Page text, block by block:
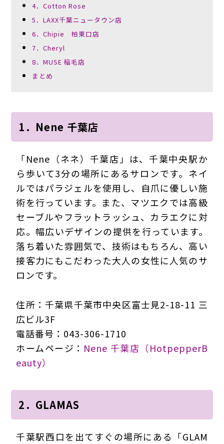
4．Cotton Rose
5．LAXX千葉ニュータウン店
6．Chipie 柏東口店
7．Cheryl
8．MUSE 稲毛店
まとめ
1．Nene 千葉店
「Nene（ネネ）千葉店」は、千葉中央駅か
ら歩いて3分の場所にあるサロンです。ネイ
ルではパラジェルを使用し、自爪に優しい施
術を行っています。また、マツエクでは高級
セーブルやフラットラッシュ、カラエクに対
応。幅広いデザインの提供を行っています。
落ち着いた雰囲気で、技術はもちろん、高い
接客力にもこだわった大人の女性に人気のサ
ロンです。
住所：千葉県千葉市中央区富士見2-18-11 三
広ビル3F
電話番号：043-306-1710
ホームページ： Nene 千葉店（HotpepperB
eauty）
2．GLAMAS
千葉駅西口を出てすぐの場所にある「GLAM